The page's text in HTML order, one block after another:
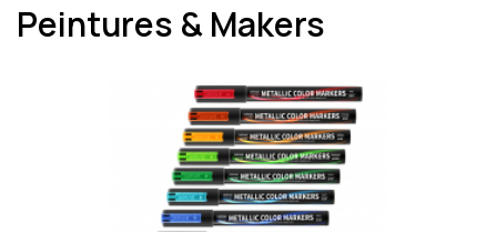
Peintures & Makers